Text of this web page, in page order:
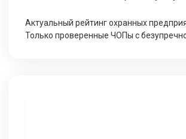
Актуальный рейтинг охранных
Только проверенные ЧОПы с